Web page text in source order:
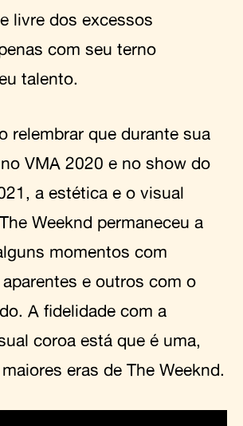
livre dos excessos
com seu terno
talento.
relembrar que durante sua
VMA 2020 e no show do
a estética e o visual
Weeknd permaneceu a
momentos com
e outros com o
A fidelidade com a
coroa está que é uma,
eras de The Weeknd.